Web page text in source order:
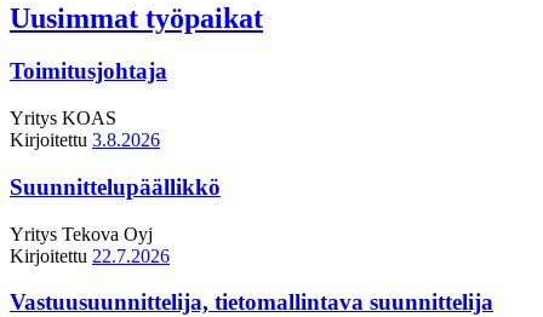
Uusimmat työpaikat
Toimitusjohtaja
Yritys KOAS
Kirjoitettu 3.8.2026
Suunnittelupäällikkö
Yritys Tekova Oyj
Kirjoitettu 22.7.2026
Vastuusuunnittelija, tietomallintava suunnittelija